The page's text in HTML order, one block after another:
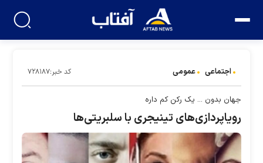
اجتماعی عمومی کد خبر:۷۲۸۱۸۷
جهان بدون ... یک رکن کم داره
رویاپردازی‌های تینیجری با سلبریتی‌ها